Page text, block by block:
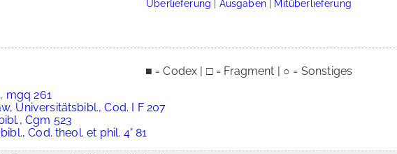
Überlieferung | Ausgaben| Mitüberlieferung
■ = Codex | □ = Fragment | ○ = Sonstiges
mgq 261
Universitätsbibl., Cod. I F 207
Cgm 523
Cod. theol. et phil. 4° 81